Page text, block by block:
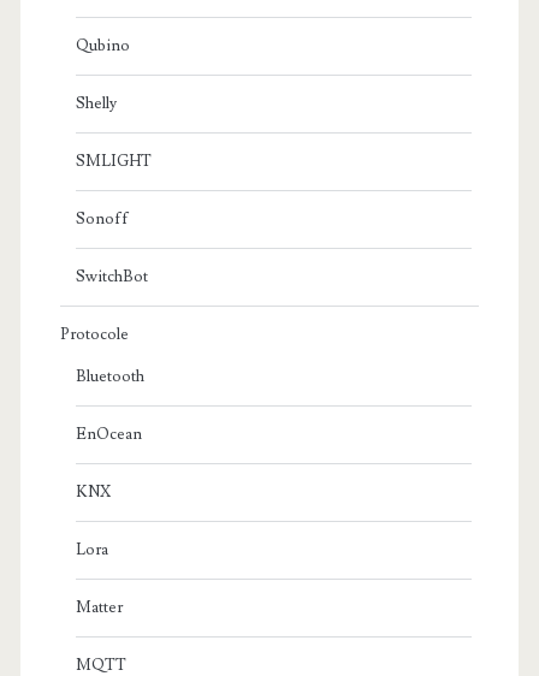
Qubino
Shelly
SMLIGHT
Sonoff
SwitchBot
Protocole
Bluetooth
EnOcean
KNX
Lora
Matter
MQTT